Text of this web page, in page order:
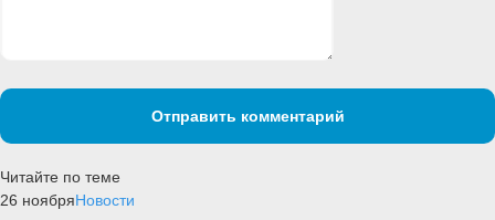
Отправить комментарий
Читайте по теме
26 ноябряНовости